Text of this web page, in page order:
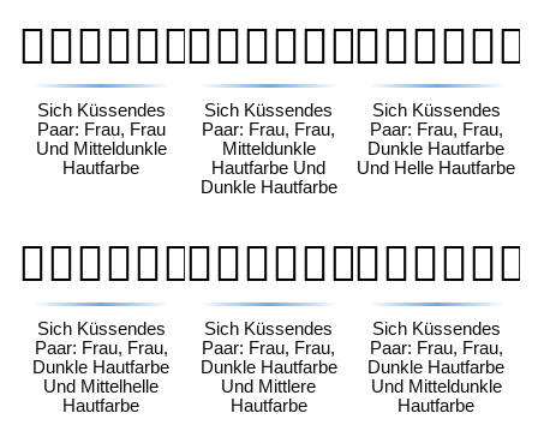
👩🏾‍❤️‍💋‍👩🏾
Sich Küssendes
Paar: Frau, Frau
Und Mitteldunkle
Hautfarbe
👩🏾‍❤️‍💋‍👩🏿
Sich Küssendes
Paar: Frau, Frau,
Mitteldunkle
Hautfarbe Und
Dunkle Hautfarbe
👩🏿‍❤️‍💋‍👩🏻
Sich Küssendes
Paar: Frau, Frau,
Dunkle Hautfarbe
Und Helle Hautfarbe
👩🏿‍❤️‍💋‍👩🏼
Sich Küssendes
Paar: Frau, Frau,
Dunkle Hautfarbe
Und Mittelhelle
Hautfarbe
👩🏿‍❤️‍💋‍👩🏽
Sich Küssendes
Paar: Frau, Frau,
Dunkle Hautfarbe
Und Mittlere
Hautfarbe
👩🏿‍❤️‍💋‍👩🏾
Sich Küssendes
Paar: Frau, Frau,
Dunkle Hautfarbe
Und Mitteldunkle
Hautfarbe